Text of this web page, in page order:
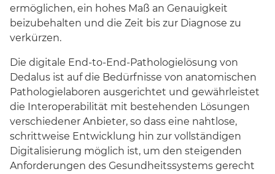
ermöglichen, ein hohes Maß an Genauigkeit
beizubehalten und die Zeit bis zur Diagnose zu
verkürzen.
Die digitale End-to-End-Pathologielösung von
Dedalus ist auf die Bedürfnisse von anatomischen
Pathologielaboren ausgerichtet und gewährleistet
die Interoperabilität mit bestehenden Lösungen
verschiedener Anbieter, so dass eine nahtlose,
schrittweise Entwicklung hin zur vollständigen
Digitalisierung möglich ist, um den steigenden
Anforderungen des Gesundheitssystems gerecht